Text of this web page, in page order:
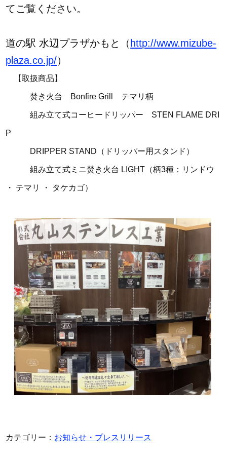
てご覧ください。
道の駅 水辺プラザかもと（ http://www.mizube-
plaza.co.jp/）
【取扱商品】
焚き火台 Bonfire Grill テマリ柄
組み立て式コーヒードリッパー STEN FLAME DRI
P
DRIPPER STAND（ドリッパー用スタンド）
組み立て式ミニ焚き火台 LIGHT（柄3種：リンドウ
・ テマリ ・ タケカゴ）
カテゴリー： お知らせ・プレスリリース